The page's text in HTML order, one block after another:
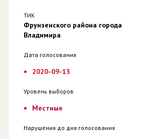
ТИК
Фрунзенского района города
Владимира
Дата голосования
2020-09-13
Уровень выборов
Местные
Нарушения до дня голосования